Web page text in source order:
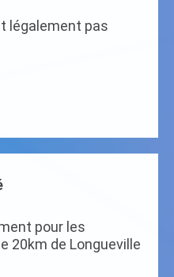
légalement pas
pour les
20km de Longueville